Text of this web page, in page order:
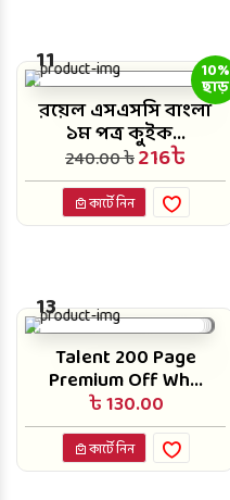
11 10%
ছাড়
রয়েল এসএসসি বাংলা
১ম পত্র কুইক...
240.00 ৳216৳
কার্টে নিন
13
Talent 200 Page
Premium Off Wh...
৳ 130.00
কার্টে নিন